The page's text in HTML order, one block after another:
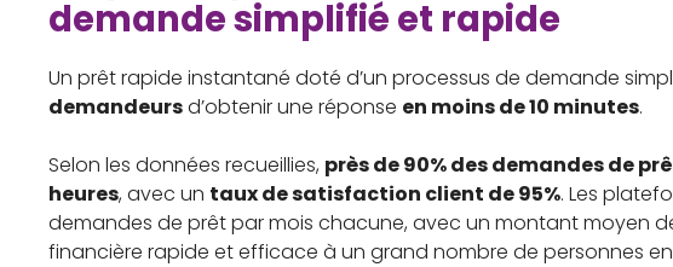
demande simplifié et rapide
Un prêt rapide instantané doté d’un processus de demande
demandeursd’obtenir une réponse en moins de 10 minutes.
Selon les données recueillies, près de 90% des demandes de
heures, avec un taux de satisfaction client de 95%. Les
demandes de prêt par mois chacune, avec un montant moyen
financière rapide et efficace à un grand nombre de personnes